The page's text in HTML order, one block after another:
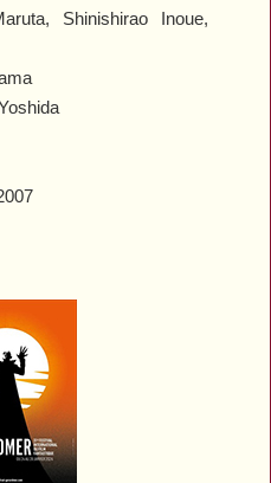
Shinishirao Inoue,